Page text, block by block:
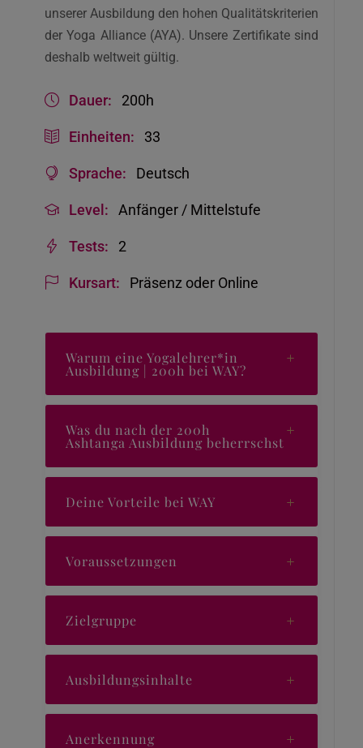
unserer Ausbildung den hohen Qualitätskriterien
der Yoga Alliance (AYA). Unsere Zertifikate sind
deshalb weltweit gültig.
Dauer: 200h
Einheiten: 33
Sprache: Deutsch
Level: Anfänger / Mittelstufe
Tests: 2
Kursart: Präsenz oder Online
Warum eine Yogalehrer*in
Ausbildung | 200h bei WAY?
Was du nach der 200h
Ashtanga Ausbildung beherrschst
Deine Vorteile bei WAY
Voraussetzungen
Zielgruppe
Ausbildungsinhalte
Anerkennung